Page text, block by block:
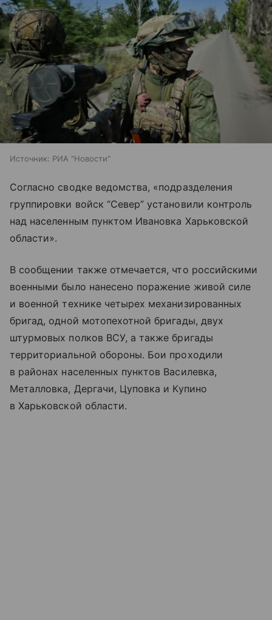
Источник: РИА "Новости"
Согласно сводке ведомства, «подразделения
группировки войск “Север” установили контроль
над населенным пунктом Ивановка Харьковской
области».
В сообщении также отмечается, что российскими
военными было нанесено поражение живой силе
и военной технике четырех механизированных
бригад, одной мотопехотной бригады, двух
штурмовых полков ВСУ, а также бригады
территориальной обороны. Бои проходили
в районах населенных пунктов Василевка,
Металловка, Дергачи, Цуповка и Купино
в Харьковской области.